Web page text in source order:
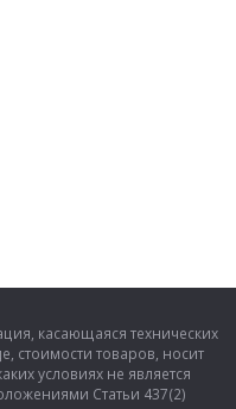
касающаяся технических
стоимости товаров, носит
условиях не является
Статьи 437(2)